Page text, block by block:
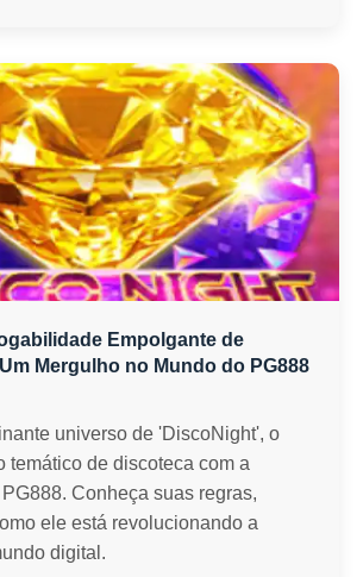
Empolgante de
Mergulho no Mundo do PG888
universo de 'DiscoNight', o
temático de discoteca com a
Conheça suas regras,
ele está revolucionando a
digital.